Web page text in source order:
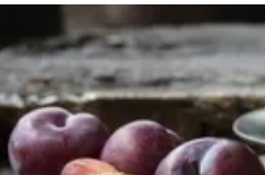
Ukrainie